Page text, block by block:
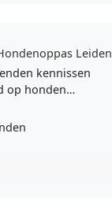
Leiden
kennissen
op honden
een van mijn